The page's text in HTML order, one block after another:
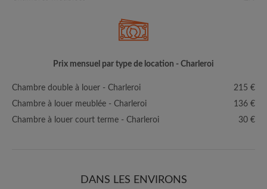
Prix mensuel par type de location - Charleroi
Chambre double à louer - Charleroi
215 €
Chambre à louer meublée - Charleroi
136 €
Chambre à louer court terme - Charleroi
30 €
DANS LES ENVIRONS